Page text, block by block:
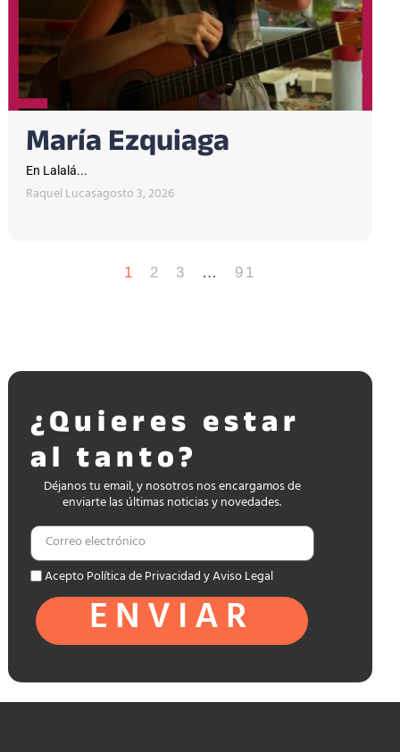
María Ezquiaga
En Lalalá...
Raquel Lucasagosto 3, 2026
1 2 3 … 91
¿Quieres estar
al tanto?
Déjanos tu email, y nosotros nos encargamos de
enviarte las últimas noticias y novedades.
Acepto Política de Privacidad y Aviso Legal
ENVIAR